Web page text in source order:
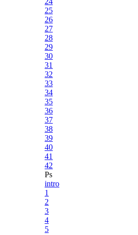
25
26
27
28
29
30
31
32
33
34
35
36
37
38
39
40
41
42
Ps
intro
1
2
3
4
5